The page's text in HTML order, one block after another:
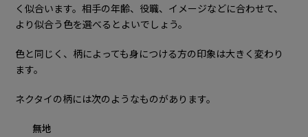
く似合います。相手の年齢、役職、イメージなどに合わせて、
より似合う色を選べるとよいでしょう。
色と同じく、柄によっても身につける方の印象は大きく変わり
ます。
ネクタイの柄には次のようなものがあります。
無地